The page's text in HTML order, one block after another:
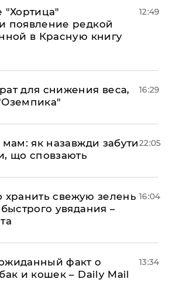
"Хортица"
появление редкой
в Красную книгу
12:49
для снижения веса,
16:29
як назавжди забути
що сповзають
22:05
хранить свежую зелень
увядания –
16:04
факт о
и кошек – Daily Mail
13:34